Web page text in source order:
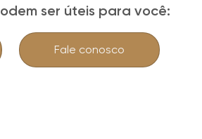
ser úteis para você:
Fale conosco